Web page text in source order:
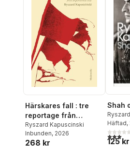
Härskares fall : tre
reportage från
imperiernas slut
Ryszard Kapuscinski
Inbunden, 2026
268 kr
Shah
Häftad,
3,0utav
125 kr